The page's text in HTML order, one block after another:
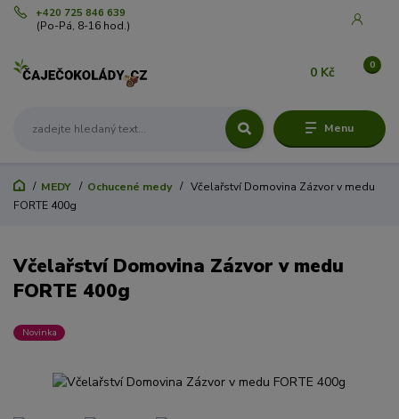
Menu
+420 725 846 639
(Po-Pá, 8-16 hod.)
0
0 Kč
MEDY Ochucené medy
Včelařství Domovina Zázvor v medu
FORTE 400g
Včelařství Domovina Zázvor v medu
FORTE 400g
Novinka